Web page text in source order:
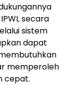
secara
sistem
dapat
memperoleh
cepat.